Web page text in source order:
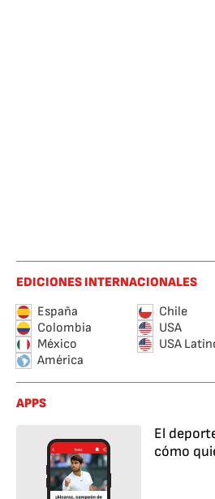
EDICIONES INTERNACIONALES
España
Chile
Colombia
USA
México
USA
América
APPS
El
cómo